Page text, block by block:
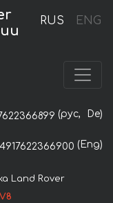
RUS ENG
(рус, De)
(Eng)
Land Rover